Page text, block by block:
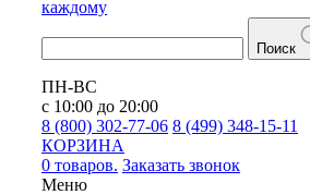
каждому
Поиск
ПН-ВС
с 10:00 до 20:00
8 (800) 302-77-06 8 (499) 348-15-11
КОРЗИНА
0 товаров. Заказать звонок
Меню